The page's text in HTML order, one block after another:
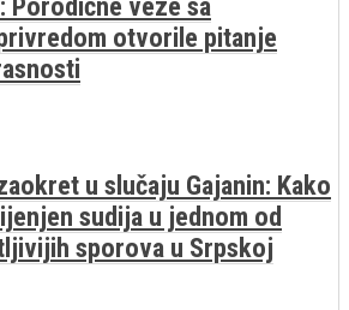
otvorile pitanje
u slučaju Gajanin: Kako
sudija u jednom od
sporova u Srpskoj